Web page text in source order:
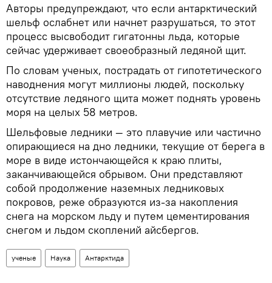
Авторы предупреждают, что если антарктический
шельф ослабнет или начнет разрушаться, то этот
процесс высвободит гигатонны льда, которые
сейчас удерживает своеобразный ледяной щит.
По словам ученых, пострадать от гипотетического
наводнения могут миллионы людей, поскольку
отсутствие ледяного щита может поднять уровень
моря на целых 58 метров.
Шельфовые ледники — это плавучие или частично
опирающиеся на дно ледники, текущие от берега в
море в виде истончающейся к краю плиты,
заканчивающейся обрывом. Они представляют
собой продолжение наземных ледниковых
покровов, реже образуются из-за накопления
снега на морском льду и путем цементирования
снегом и льдом скоплений айсбергов.
ученые Наука Антарктида